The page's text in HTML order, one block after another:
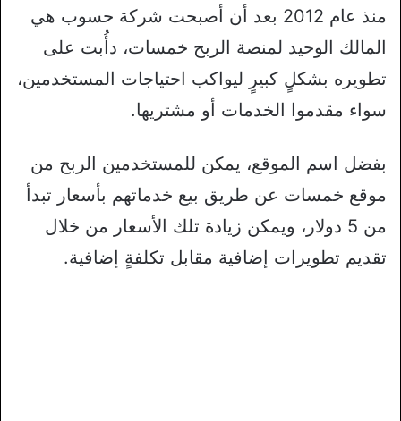
منذ عام 2012 بعد أن أصبحت شركة حسوب هي
المالك الوحيد لمنصة الربح خمسات، دأُبت على
تطويره بشكلٍ كبيرٍ ليواكب احتياجات المستخدمين،
سواء مقدموا الخدمات أو مشتريها.
بفضل اسم الموقع، يمكن للمستخدمين الربح من
موقع خمسات عن طريق بيع خدماتهم بأسعار تبدأ
من 5 دولار، ويمكن زيادة تلك الأسعار من خلال
تقديم تطويرات إضافية مقابل تكلفةٍ إضافية.